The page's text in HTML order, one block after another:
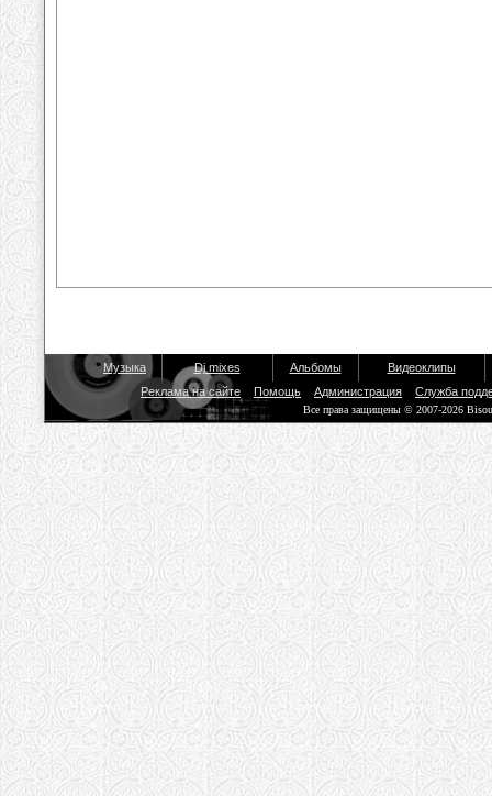
Музыка Dj mixes Альбомы
Видеоклипы
Реклама на сайте
Помощь Администрация Служба
Все права защищены © 2007-2026